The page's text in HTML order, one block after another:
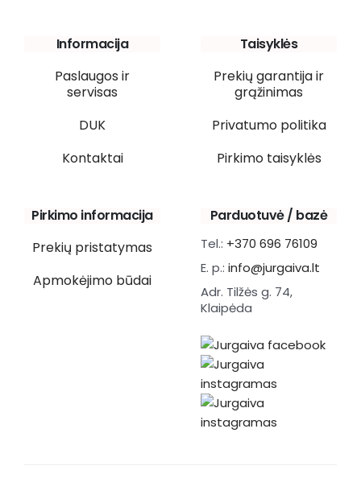
Informacija
Paslaugos ir
servisas
DUK
Kontaktai
Taisyklės
Prekių garantija ir
grąžinimas
Privatumo politika
Pirkimo taisyklės
Pirkimo informacija
Prekių pristatymas
Apmokėjimo būdai
Parduotuvė / bazė
Tel.: +370 696 76109
E. p.: info@jurgaiva.lt
Adr. Tilžės g. 74,
Klaipėda